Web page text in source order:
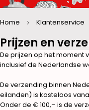
Prijzen en
Home Klantenservice
De prijzen op het moment
inclusief de Nederlandse
De verzending binnen
eilanden) is kosteloos
Onder de € 100,– is de